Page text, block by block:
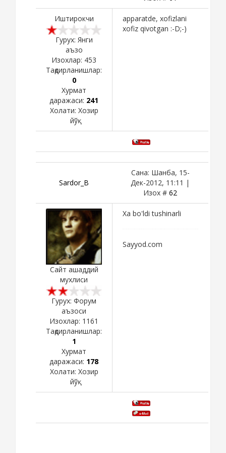
Иштирокчи
Гурух: Янги
аъзо
Изохлар: 453
Тақдирланишлар:
0
Хурмат
даражаси: 241
Холати: Хозир
йўқ
apparatde, xofizlani
xofiz qivotgan :-D;-)
Sardor_B
Сана: Шанба, 15-
Дек-2012, 11:11 |
Изох # 62
Сайт ашаддий
мухлиси
Гурух: Форум
аъзоси
Изохлар: 1161
Тақдирланишлар:
1
Хурмат
даражаси: 178
Холати: Хозир
йўқ
Xa bo'ldi tushinarli
Sayyod.com